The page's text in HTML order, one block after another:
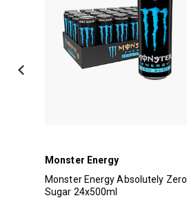
Monster Energy
Monster Energy Absolutely Zero
Sugar 24x500ml